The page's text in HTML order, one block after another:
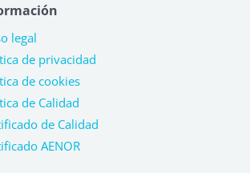
legal
de privacidad
de cookies
de Calidad
de Calidad
AENOR